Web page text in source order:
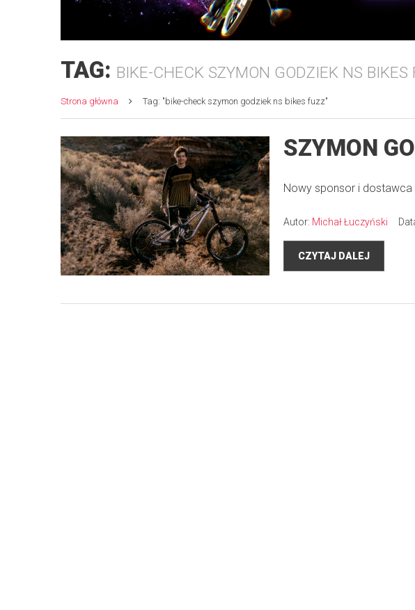
TAG: BIKE-CHECK SZYMON GODZIEK NS BIKES
Strona główna Tag: "bike-check szymon godziek ns bikes fuzz"
SZYMON
Nowy sponsor i
Autor: Michał Łuczyński
CZYTAJ DALEJ